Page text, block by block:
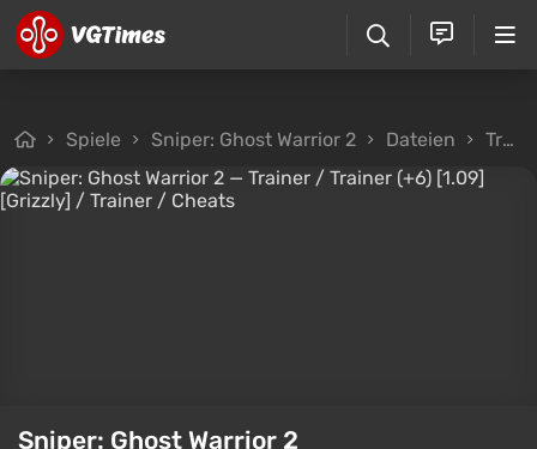
Spiele Sniper: Ghost Warrior 2 Dateien Trainer
Sniper: Ghost Warrior 2